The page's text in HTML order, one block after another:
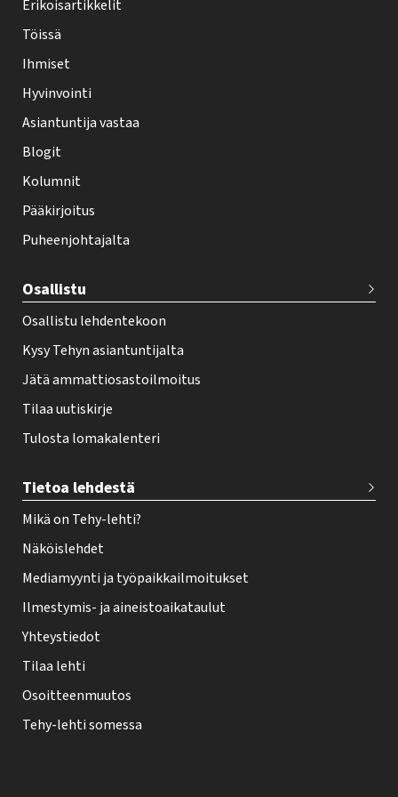
-
e
h
t
i
f
o
t
r
Erikoisartikkelit
Töissä
Ihmiset
Hyvinvointi
Asiantuntija vastaa
Blogit
Kolumnit
Pääkirjoitus
Puheenjohtajalta
Osallistu
Osallistu lehdentekoon
Kysy Tehyn asiantuntijalta
Jätä ammattiosastoilmoitus
Tilaa uutiskirje
Tulosta lomakalenteri
Tietoa lehdestä
Mikä on Tehy-lehti?
Näköislehdet
Mediamyynti ja työpaikkailmoitukset
Ilmestymis- ja aineistoaikataulut
Yhteystiedot
Tilaa lehti
Osoitteenmuutos
Tehy-lehti somessa